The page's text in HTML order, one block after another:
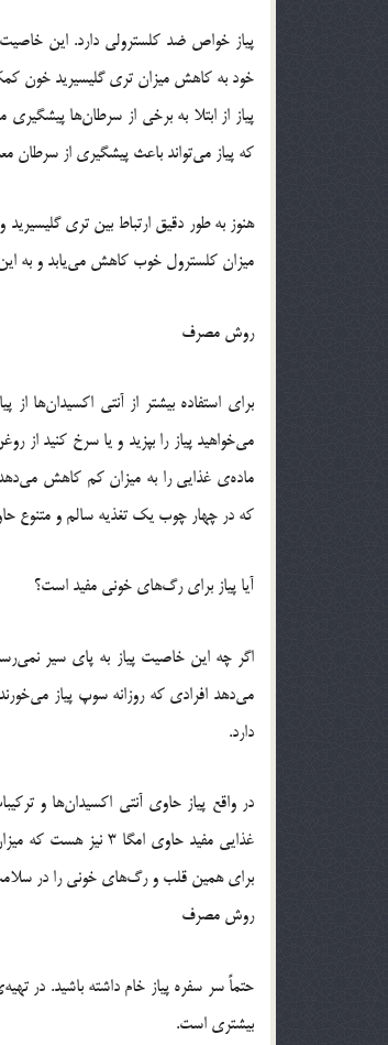
خود به کاهش میزان تری گلیسیرید خون
پیاز از ابتلا به برخی از سرطان‌ها
که پیاز می‌تواند باعث پیشگیری از
هنوز به طور دقیق ارتباط بین تری
میزان کلسترول خوب کاهش می‌یابد و به
روش مصرف
برای استفاده بیشتر از آنتی اکسیدان‌ها از
می‌خواهید پیاز را بپزید و یا سرخ کنید از
ماده‌ی غذایی را به میزان کم کاهش
که در چهار چوب یک تغذیه سالم و متنوع
آیا پیاز برای رگ‌های خونی مفید است؟
اگر چه این خاصیت پیاز به پای سیر
می‌دهد افرادی که روزانه سوپ پیاز
دارد.
در واقع پیاز حاوی آنتی اکسیدان‌ها و
غذایی مفید حاوی
برای همین قلب و رگ‌های خونی را در
روش مصرف
حتماً سر سفره پیاز خام داشته باشید. در
بیشتری است.